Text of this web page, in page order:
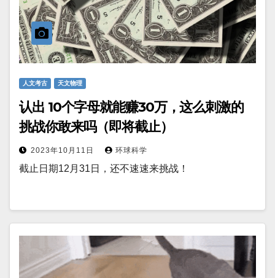
人文考古 天文物理
认出 10个字母就能赚30万，这么刺激的
挑战你敢来吗（即将截止）
2023年10月11日 环球科学
截止日期12月31日，还不速速来挑战！